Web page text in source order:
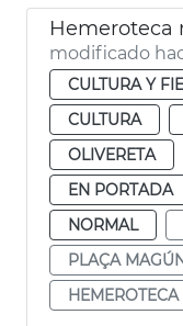
Hemeroteca
modificado
CULTURA Y
CULTURA
OLIVERETA
EN PORTADA
NORMAL
PLAÇA